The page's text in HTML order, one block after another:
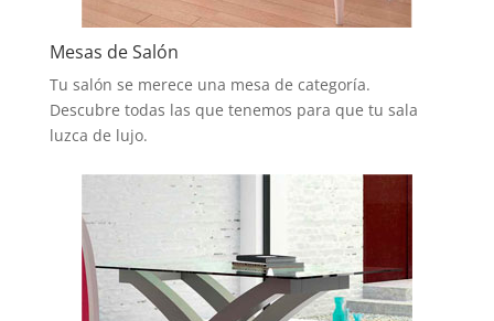
Mesas de Salón
Tu salón se merece una mesa de categoría.
Descubre todas las que tenemos para que tu sala
luzca de lujo.